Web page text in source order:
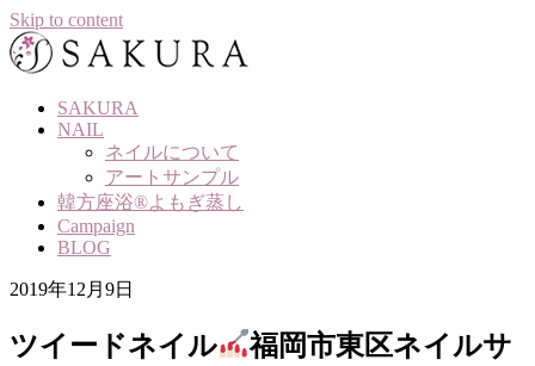
Skip to content
SAKURA
NAIL
ネイルについて
アートサンプル
韓方座浴®よもぎ蒸し
Campaign
BLOG
2019年12月9日
ツイードネイル
福岡市東区ネイルサ